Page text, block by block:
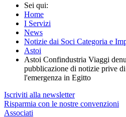
Sei qui:
Home
I Servizi
News
Notizie dai Soci Categoria e
Astoi
Astoi Confindustria Viaggi
pubblicazione di notizie prive
l'emergenza in Egitto
Iscriviti alla newsletter
Risparmia con le nostre convenzioni
Associati